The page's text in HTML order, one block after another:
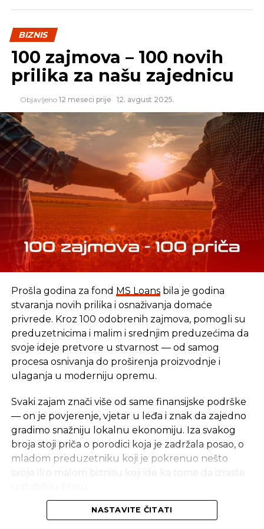
novca, tvdi da postoji dokaz da je australijanac Rajt
zapravo gospodin Nakamoto.
„On digitalno potpisuje poruke koristeći ključeve
za šifriranje koji su programirani u danima nakon
lansiranja Bitkoina 2009. godine. Ove tastere je
mogao da napravi samo Satoši Nakamoto –
pseudonim koji je koristio Kreg Rajt“ tvrdi BBC.
Bitkoin se još naziva digitalna valuta ili elektronski
novac.
Izvor: Tanjug
REKLAMA
SLIČNE TEME:
EK snizila prognoze rasta za hrvatskog BDP-a
BIZNIS
100 zajmova – 100 novih
prilika za našu zajednicu
Objavljeno 12 meseci prije 12. avgust 2025.
Prošla godina za fond MS Loansbila je godina
stvaranja novih prilika i osnaživanja domaće
privrede. Kroz 100 odobrenih zajmova, pomogli su
preduzetnicima i malim i srednjim preduzećima da
svoje ideje pretvore u stvarnost — od samog
procesa osnivanja do proširenja proizvodnje i
ulaganja u moderniju opremu.
Svaki zajam znači više od same finansijske podrške
— on je povjerenje, vjetar u leđa i znak da zajedno
gradimo snažniju lokalnu ekonomiju. Iza svakog
broja stoji priča o porodici koja je zadržala posao, o
mladom preduzetniku koji je pokrenuo nešto
svoje ili o malom biznisu koji ide ka tome da izraste
Iza svakog broja stoji stvarna priča — i stvarni ljudi
NASTAVITE ČITATI